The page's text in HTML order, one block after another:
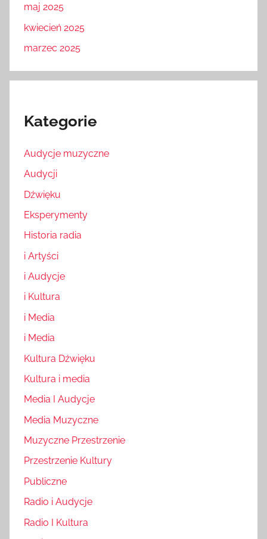
maj 2025
kwiecień 2025
marzec 2025
Kategorie
Audycje muzyczne
Audycji
Dźwięku
Eksperymenty
Historia radia
i Artyści
i Audycje
i Kultura
i Media
i Media
Kultura Dźwięku
Kultura i media
Media I Audycje
Media Muzyczne
Muzyczne Przestrzenie
Przestrzenie Kultury
Publiczne
Radio i Audycje
Radio I Kultura